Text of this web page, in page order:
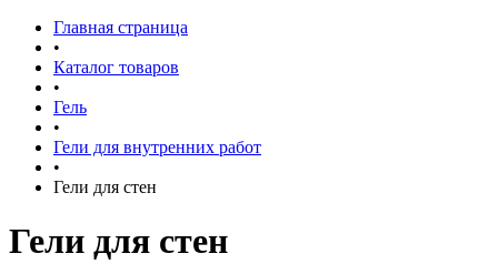
Главная страница
•
Каталог товаров
•
Гель
•
Гели для внутренних работ
•
Гели для стен
Гели для стен